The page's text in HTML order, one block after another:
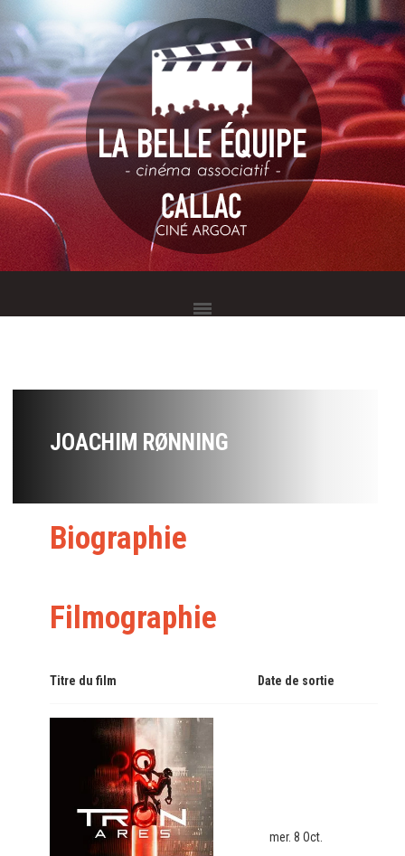
JOACHIM RØNNING
Biographie
Filmographie
Titre du film Date de sortie
mer. 8 Oct.